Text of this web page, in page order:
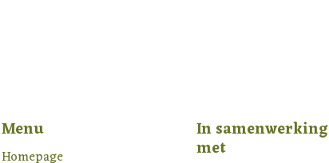
Menu
Homepage
In samenwerking
met